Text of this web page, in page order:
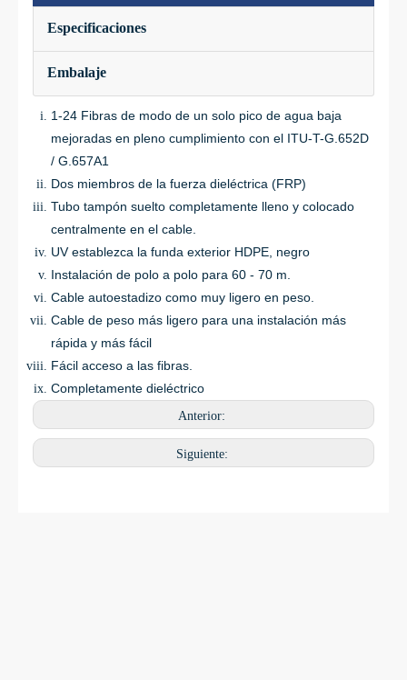
Especificaciones
Embalaje
1-24 Fibras de modo de un solo pico de agua baja
mejoradas en pleno cumplimiento con el ITU-T-G.652D
/ G.657A1
Dos miembros de la fuerza dieléctrica (FRP)
Tubo tampón suelto completamente lleno y colocado
centralmente en el cable.
UV establezca la funda exterior HDPE, negro
Instalación de polo a polo para 60 - 70 m.
Cable autoestadizo como muy ligero en peso.
Cable de peso más ligero para una instalación más
rápida y más fácil
Fácil acceso a las fibras.
Completamente dieléctrico
Anterior:
Siguiente: